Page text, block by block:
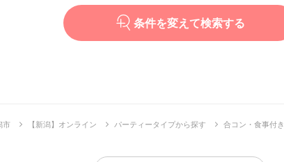
条件を変えて検索する
市 【新潟】オンライン パーティータイプから探す 合コン・食事付き